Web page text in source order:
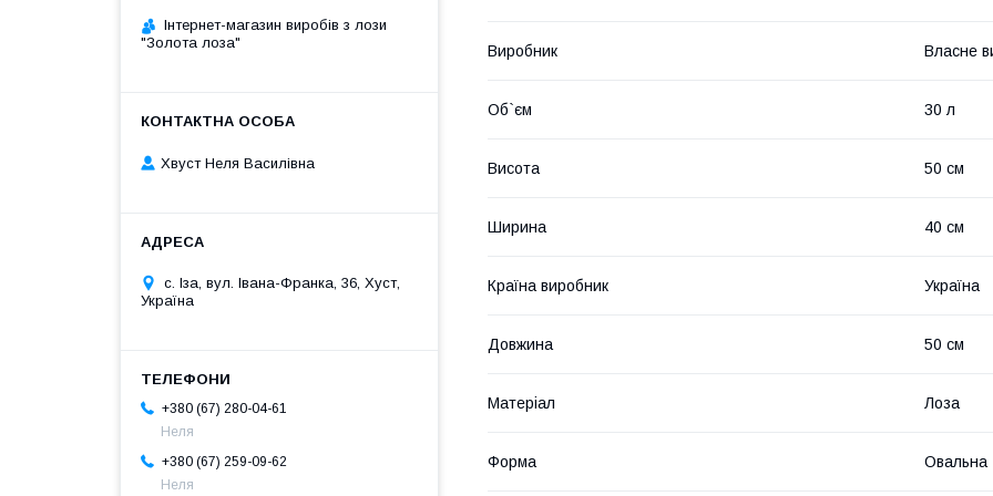
Виробник Власне
Об`єм 30 л
Висота 50 см
Ширина 40 см
Країна виробник Україна
Довжина 50 см
Матеріал Лоза
Форма Овальна
Інтернет-магазин виробів з лози
"Золота лоза"
Хвуст Неля Василівна
с. Іза, вул. Івана-Франка, 36, Хуст,
Україна
+380 (67) 280-04-61
Неля
+380 (67) 259-09-62
Неля